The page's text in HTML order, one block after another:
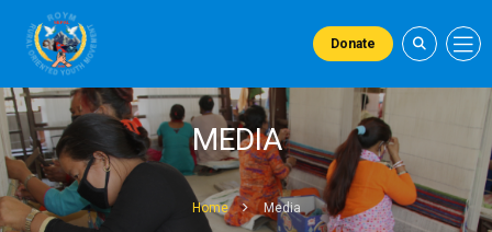
Donate
MEDIA
Home Media